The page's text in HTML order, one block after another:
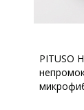
PITUSO